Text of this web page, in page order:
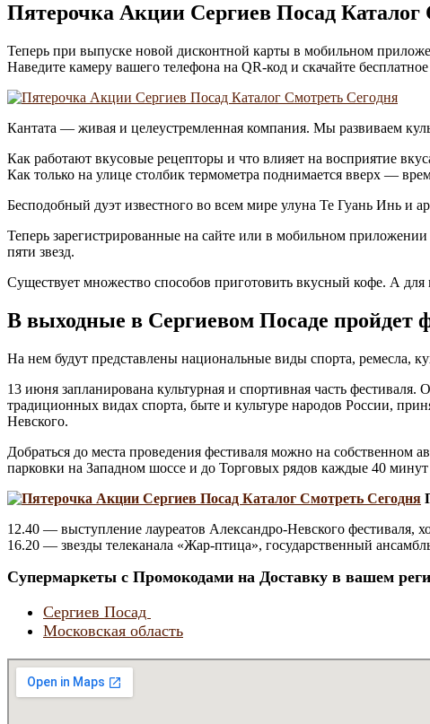
Пятерочка Акции Сергиев Посад Каталог
Теперь при выпуске новой дисконтной карты в мобильном
Наведите камеру вашего телефона на QR-код и скачайте
Кантата — живая и целеустремленная компания. Мы развиваем
Как работают вкусовые рецепторы и что влияет на восприятие
Как только на улице столбик термометра поднимается вверх —
Бесподобный дуэт известного во всем мире улуна Те Гуань Инь и
Теперь зарегистрированные на сайте или в мобильном
пяти звезд.
Существует множество способов приготовить вкусный кофе. А
В выходные в Сергиевом Посаде пройдет
На нем будут представлены национальные виды спорта, ремесла,
13 июня запланирована культурная и спортивная часть
традиционных видах спорта, быте и культуре народов России,
Невского.
Добраться до места проведения фестиваля можно на собственном
парковки на Западном шоссе и до Торговых рядов каждые 40 минут
12.40 — выступление лауреатов Александро-Невского фестиваля,
16.20 — звезды телеканала «Жар-птица», государственный
Супермаркеты с Промокодами на Доставку в вашем
Сергиев Посад
Московская область